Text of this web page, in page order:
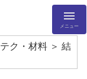
メニュー
ク・材料 ＞ 結